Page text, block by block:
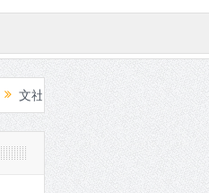
教育中心无限期关闭公告 中